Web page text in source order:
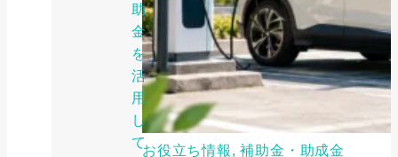
助
金
を
活
用
し
て
お役立ち情報, 補助金・助成金